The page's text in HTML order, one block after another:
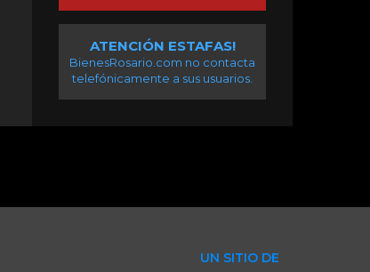
ATENCIÓN ESTAFAS!
BienesRosario.com no contacta
telefónicamente a sus usuarios.
UN SITIO DE